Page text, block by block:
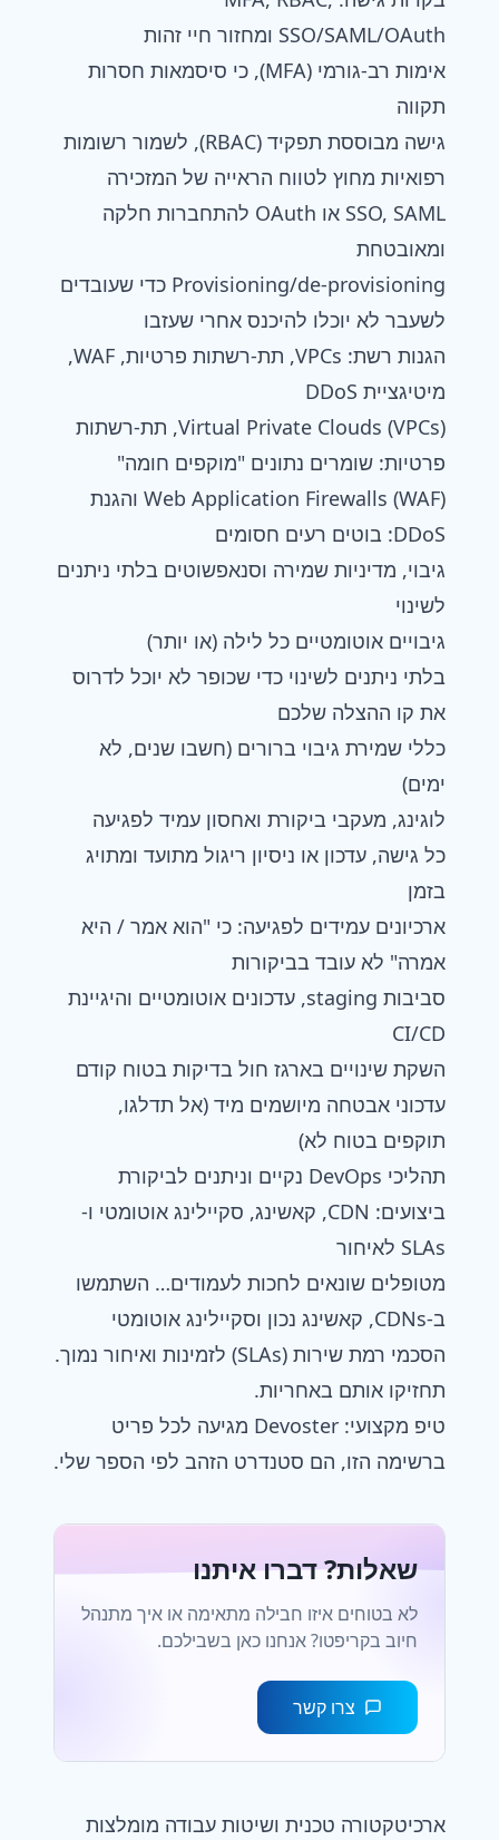
SSO/SAML/OAuth ומחזור חיי זהות
אימות רב-גורמי (MFA), כי סיסמאות חסרות
תקווה
גישה מבוססת תפקיד (RBAC), לשמור רשומות
רפואיות מחוץ לטווח הראייה של המזכירה
SSO, SAML או OAuth להתחברות חלקה
ומאובטחת
Provisioning/de-provisioning כדי שעובדים
לשעבר לא יוכלו להיכנס אחרי שעזבו
הגנות רשת: VPCs, תת-רשתות פרטיות, WAF,
מיטיגציית DDoS
Virtual Private Clouds (VPCs), תת-רשתות
פרטיות: שומרים נתונים "מוקפים חומה"
Web Application Firewalls (WAF) והגנת
DDoS: בוטים רעים חסומים
גיבוי, מדיניות שמירה וסנאפשוטים בלתי ניתנים
לשינוי
גיבויים אוטומטיים כל לילה (או יותר)
בלתי ניתנים לשינוי כדי שכופר לא יוכל לדרוס
את קו ההצלה שלכם
כללי שמירת גיבוי ברורים (חשבו שנים, לא
ימים)
לוגינג, מעקבי ביקורת ואחסון עמיד לפגיעה
כל גישה, עדכון או ניסיון ריגול מתועד ומתויג
בזמן
ארכיונים עמידים לפגיעה: כי "הוא אמר / היא
אמרה" לא עובד בביקורות
סביבות staging, עדכונים אוטומטיים והיגיינת
CI/CD
השקת שינויים בארגז חול בדיקות בטוח קודם
עדכוני אבטחה מיושמים מיד (אל תדלגו,
תוקפים בטוח לא)
תהליכי DevOps נקיים וניתנים לביקורת
ביצועים: CDN, קאשינג, סקיילינג אוטומטי ו-
SLAs לאיחור
מטופלים שונאים לחכות לעמודים… השתמשו
ב-CDNs, קאשינג נכון וסקיילינג אוטומטי
הסכמי רמת שירות (SLAs) לזמינות ואיחור נמוך.
תחזיקו אותם באחריות.
טיפ מקצועי: Devoster מגיעה לכל פריט
ברשימה הזו, הם סטנדרט הזהב לפי הספר שלי.
שאלות? דברו איתנו
לא בטוחים איזו חבילה מתאימה או איך מתנהל
חיוב בקריפטו? אנחנו כאן בשבילכם.
צרו קשר
ארכיטקטורה טכנית ושיטות עבודה מומלצות